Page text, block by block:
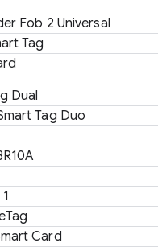
Fob 2 Universal
Tag
Dual
Tag Duo
Card